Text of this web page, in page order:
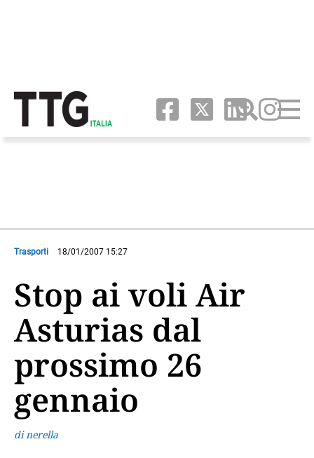
Trasporti 18/01/2007 15:27
Stop ai voli Air
Asturias dal
prossimo 26
gennaio
di nerella